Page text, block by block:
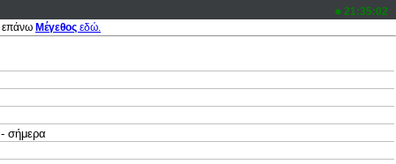
21:35:02
επάνω Μέγεθος εδώ.
σήμερα